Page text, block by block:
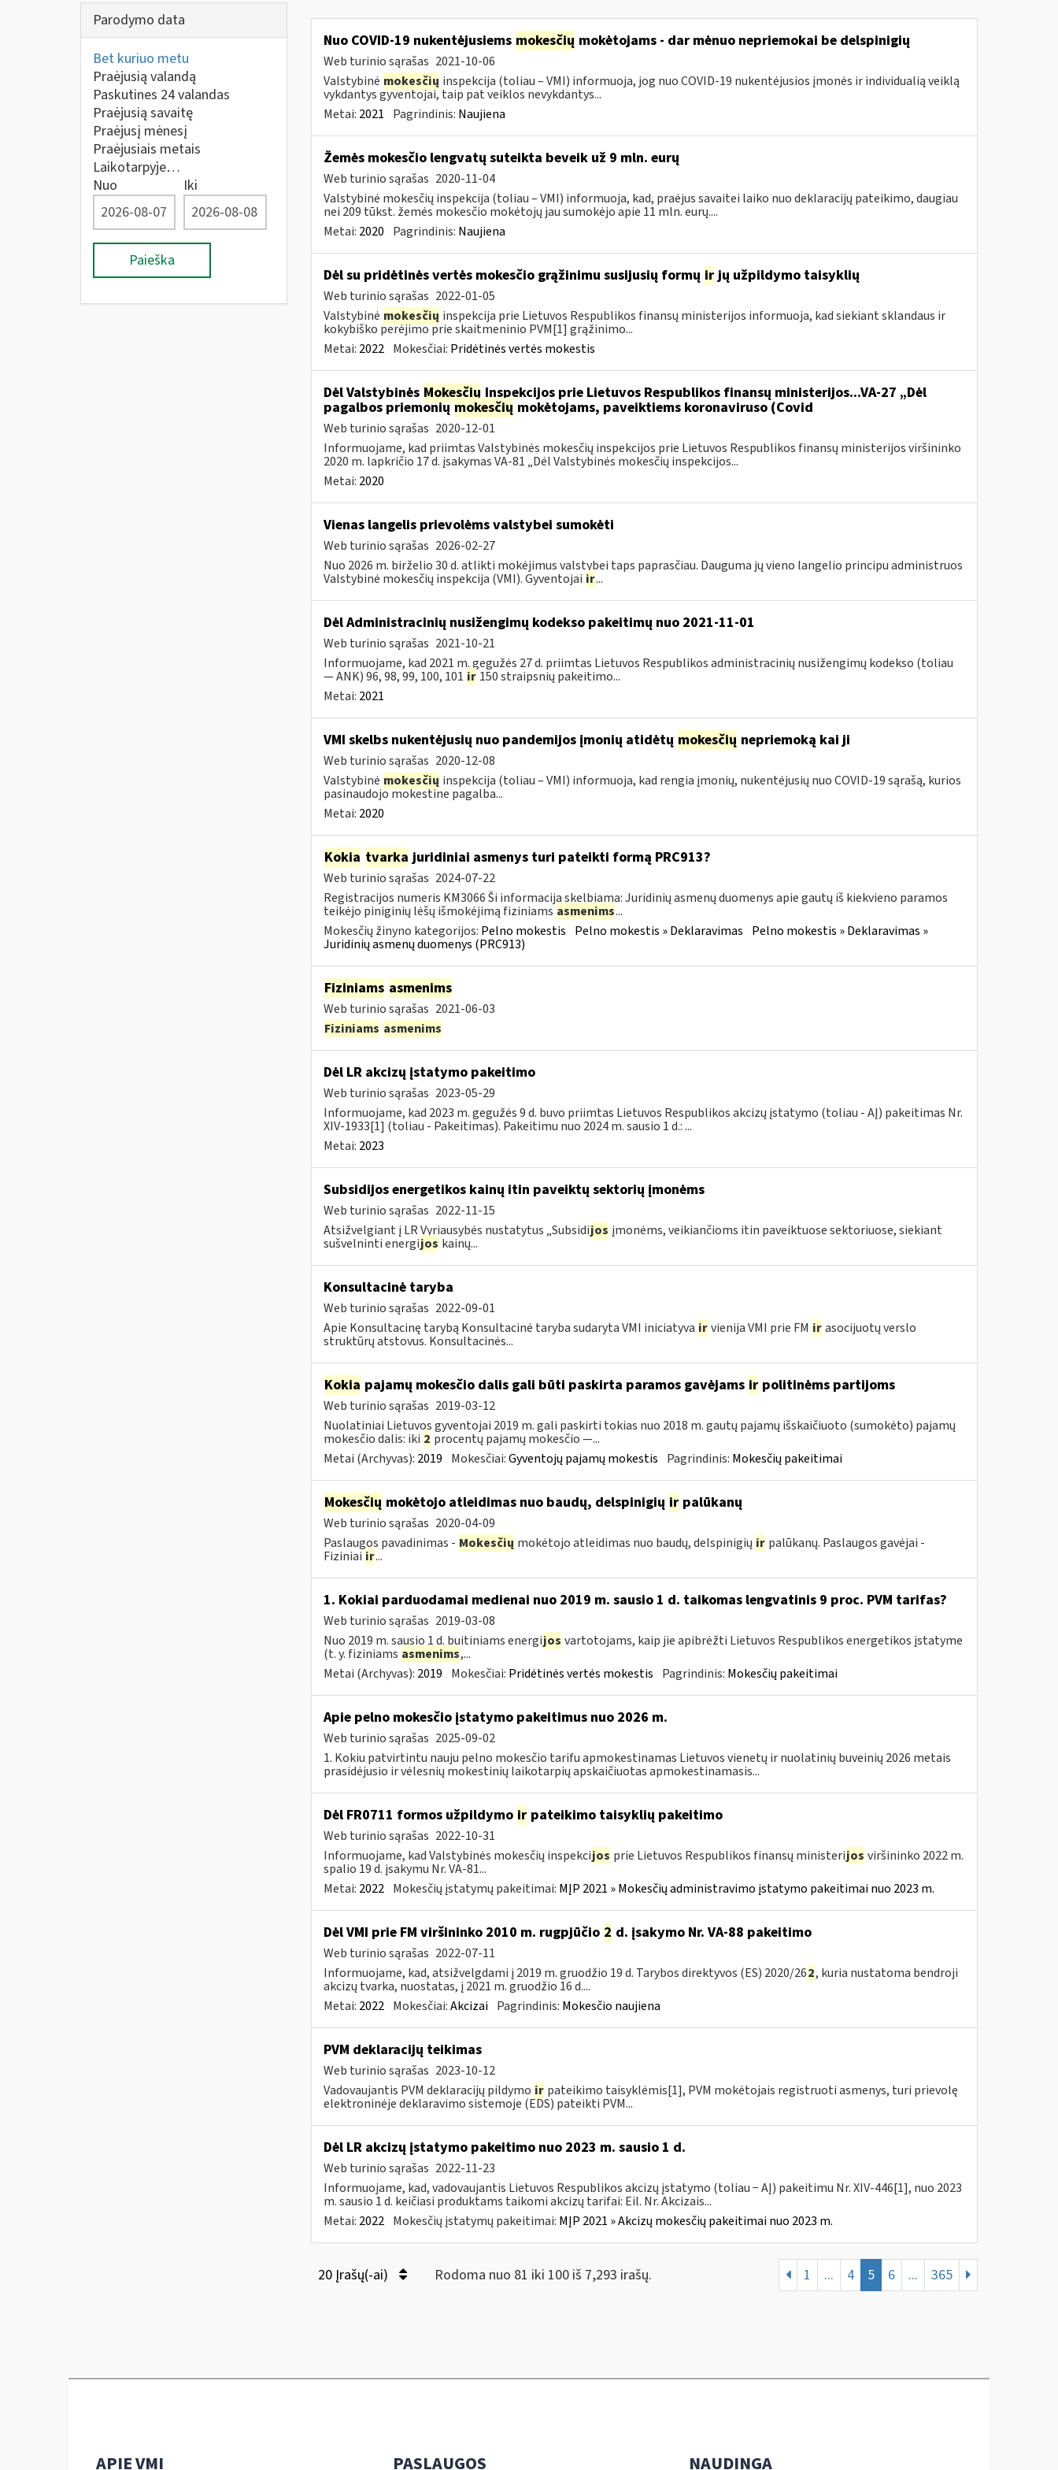
Parodymo data
Bet kuriuo metu
Praėjusią valandą
Paskutines 24 valandas
Praėjusią savaitę
Praėjusį mėnesį
Praėjusiais metais
Laikotarpyje…
Nuo
Iki
Paieška
Nuo COVID-19 nukentėjusiems mokesčių mokėtojams - dar mėnuo nepriemokai be delspinigių
Web turinio sąrašas 2021-10-06
Valstybinė mokesčių inspekcija (toliau – VMI) informuoja, jog nuo COVID-19 nukentėjusios įmonės ir individualią veiklą
vykdantys gyventojai, taip pat veiklos nevykdantys...
Metai: 2021 Pagrindinis: Naujiena
Žemės mokesčio lengvatų suteikta beveik už 9 mln. eurų
Web turinio sąrašas 2020-11-04
Valstybinė mokesčių inspekcija (toliau – VMI) informuoja, kad, praėjus savaitei laiko nuo deklaracijų pateikimo, daugiau
nei 209 tūkst. žemės mokesčio mokėtojų jau sumokėjo apie 11 mln. eurų....
Metai: 2020 Pagrindinis: Naujiena
Dėl su pridėtinės vertės mokesčio grąžinimu susijusių formų irjų užpildymo taisyklių
Web turinio sąrašas 2022-01-05
Valstybinė mokesčių inspekcija prie Lietuvos Respublikos finansų ministerijos informuoja, kad siekiant sklandaus ir
kokybiško perėjimo prie skaitmeninio PVM[1] grąžinimo...
Metai: 2022 Mokesčiai: Pridėtinės vertės mokestis
Dėl Valstybinės MokesčiųInspekcijos prie Lietuvos Respublikos finansų ministerijos...VA-27 „Dėl
pagalbos priemoniųmokesčių mokėtojams, paveiktiems koronaviruso (Covid
Web turinio sąrašas 2020-12-01
Informuojame, kad priimtas Valstybinės mokesčių inspekcijos prie Lietuvos Respublikos finansų ministerijos viršininko
2020 m. lapkričio 17 d. įsakymas VA-81 „Dėl Valstybinės mokesčių inspekcijos...
Metai: 2020
Vienas langelis prievolėms valstybei sumokėti
Web turinio sąrašas 2026-02-27
Nuo 2026 m. birželio 30 d. atlikti mokėjimus valstybei taps paprasčiau. Dauguma jų vieno langelio principu administruos
Valstybinė mokesčių inspekcija (VMI). Gyventojai ir...
Dėl Administracinių nusižengimų kodekso pakeitimų nuo 2021-11-01
Web turinio sąrašas 2021-10-21
Informuojame, kad 2021 m. gegužės 27 d. priimtas Lietuvos Respublikos administracinių nusižengimų kodekso (toliau
— ANK) 96, 98, 99, 100, 101 ir 150 straipsnių pakeitimo...
Metai: 2021
VMI skelbs nukentėjusių nuo pandemijos įmonių atidėtų mokesčių nepriemoką kai ji
Web turinio sąrašas 2020-12-08
Valstybinė mokesčių inspekcija (toliau – VMI) informuoja, kad rengia įmonių, nukentėjusių nuo COVID-19 sąrašą, kurios
pasinaudojo mokestine pagalba...
Metai: 2020
Kokia tvarka juridiniai asmenys turi pateikti formą PRC913?
Web turinio sąrašas 2024-07-22
Registracijos numeris KM3066 Ši informacija skelbiama: Juridinių asmenų duomenys apie gautų iš kiekvieno paramos
teikėjo piniginių lėšų išmokėjimą fiziniams asmenims...
Mokesčių žinyno kategorijos: Pelno mokestis Pelno mokestis » Deklaravimas Pelno mokestis » Deklaravimas »
Juridinių asmenų duomenys (PRC913)
Fiziniams asmenims
Web turinio sąrašas 2021-06-03
Fiziniams asmenims
Dėl LR akcizų įstatymo pakeitimo
Web turinio sąrašas 2023-05-29
Informuojame, kad 2023 m. gegužės 9 d. buvo priimtas Lietuvos Respublikos akcizų įstatymo (toliau - AĮ) pakeitimas Nr.
XIV-1933[1] (toliau - Pakeitimas). Pakeitimu nuo 2024 m. sausio 1 d.: ...
Metai: 2023
Subsidijos energetikos kainų itin paveiktų sektorių įmonėms
Web turinio sąrašas 2022-11-15
Atsižvelgiant į LR Vyriausybės nustatytus „Subsidijos įmonėms, veikiančioms itin paveiktuose sektoriuose, siekiant
sušvelninti energijos kainų...
Konsultacinė taryba
Web turinio sąrašas 2022-09-01
Apie Konsultacinę tarybą Konsultacinė taryba sudaryta VMI iniciatyva ir vienija VMI prie FM ir asocijuotų verslo
struktūrų atstovus. Konsultacinės...
Kokia pajamų mokesčio dalis gali būti paskirta paramos gavėjams irpolitinėms partijoms
Web turinio sąrašas 2019-03-12
Nuolatiniai Lietuvos gyventojai 2019 m. gali paskirti tokias nuo 2018 m. gautų pajamų išskaičiuoto (sumokėto) pajamų
mokesčio dalis: iki 2 procentų pajamų mokesčio —...
Metai (Archyvas): 2019 Mokesčiai:Gyventojų pajamų mokestis Pagrindinis: Mokesčių pakeitimai
Mokesčių mokėtojo atleidimas nuo baudų, delspinigių irpalūkanų
Web turinio sąrašas 2020-04-09
Paslaugos pavadinimas - Mokesčių mokėtojo atleidimas nuo baudų, delspinigių ir palūkanų. Paslaugos gavėjai -
Fiziniai ir...
1. Kokiai parduodamai medienai nuo 2019 m. sausio 1 d. taikomas lengvatinis 9 proc. PVM tarifas?
Web turinio sąrašas 2019-03-08
Nuo 2019 m. sausio 1 d. buitiniams energijos vartotojams, kaip jie apibrėžti Lietuvos Respublikos energetikos įstatyme
(t. y. fiziniams asmenims,...
Metai (Archyvas): 2019 Mokesčiai: Pridėtinės vertės mokestis Pagrindinis: Mokesčių pakeitimai
Apie pelno mokesčio įstatymo pakeitimus nuo 2026 m.
Web turinio sąrašas 2025-09-02
1. Kokiu patvirtintu nauju pelno mokesčio tarifu apmokestinamas Lietuvos vienetų ir nuolatinių buveinių 2026 metais
prasidėjusio ir vėlesnių mokestinių laikotarpių apskaičiuotas apmokestinamasis...
Dėl FR0711 formos užpildymo irpateikimo taisyklių pakeitimo
Web turinio sąrašas 2022-10-31
Informuojame, kad Valstybinės mokesčių inspekcijos prie Lietuvos Respublikos finansų ministerijos viršininko 2022 m.
spalio 19 d. įsakymu Nr. VA-81...
Metai: 2022 Mokesčių įstatymų pakeitimai: MĮP 2021 » Mokesčių administravimo įstatymo pakeitimai nuo 2023 m.
Dėl VMI prie FM viršininko 2010 m. rugpjūčio 2 d. įsakymo Nr. VA-88 pakeitimo
Web turinio sąrašas 2022-07-11
Informuojame, kad, atsižvelgdami į 2019 m. gruodžio 19 d. Tarybos direktyvos (ES) 2020/262, kuria nustatoma bendroji
akcizų tvarka, nuostatas, į 2021 m. gruodžio 16 d....
Metai: 2022 Mokesčiai:Akcizai Pagrindinis: Mokesčio naujiena
PVM deklaracijų teikimas
Web turinio sąrašas 2023-10-12
Vadovaujantis PVM deklaracijų pildymo ir pateikimo taisyklėmis[1], PVM mokėtojais registruoti asmenys, turi prievolę
elektroninėje deklaravimo sistemoje (EDS) pateikti PVM...
Dėl LR akcizų įstatymo pakeitimo nuo 2023 m. sausio 1 d.
Web turinio sąrašas 2022-11-23
Informuojame, kad, vadovaujantis Lietuvos Respublikos akcizų įstatymo (toliau − AĮ) pakeitimu Nr. XIV-446[1], nuo 2023
m. sausio 1 d. keičiasi produktams taikomi akcizų tarifai: Eil. Nr. Akcizais...
Metai: 2022 Mokesčių įstatymų pakeitimai: MĮP 2021 » Akcizų mokesčių pakeitimai nuo 2023 m.
20 Įrašų(-ai) Rodoma nuo 81 iki 100 iš 7,293 irašų. 1 ... 4 5 6 ... 365
APIE VMI PASLAUGOS NAUDINGA